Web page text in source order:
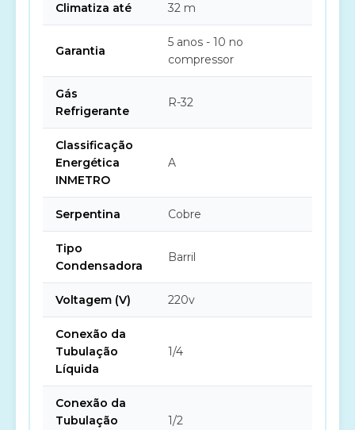
Climatiza até 32 m
Garantia
5 anos - 10 no
compressor
Gás
Refrigerante
R-32
Classificação
Energética
INMETRO
A
Serpentina Cobre
Tipo
Condensadora
Barril
Voltagem (V) 220v
Conexão da
Tubulação
Líquida
1/4
Conexão da
Tubulação
1/2